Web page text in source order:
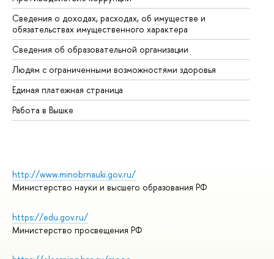
Сведения о доходах, расходах, об имуществе и
обязательствах имущественного характера
Сведения об образовательной организации
Людям с ограниченными возможностями здоровья
Единая платежная страница
Работа в Вышке
http://www.minobrnauki.gov.ru/
Министерство науки и высшего образования РФ
https://edu.gov.ru/
Министерство просвещения РФ